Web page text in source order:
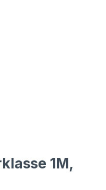
1M,